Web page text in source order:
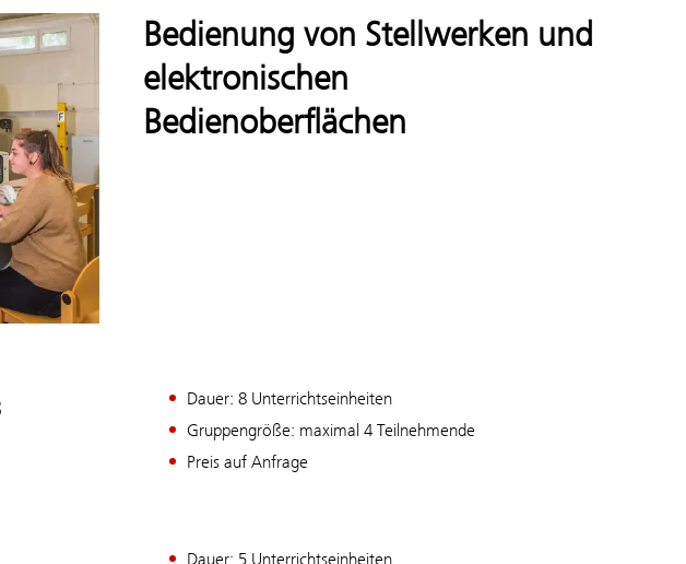
Bedienung von Stellwerken und
elektronischen
Bedienoberflächen
Dauer: 8 Unterrichtseinheiten
Gruppengröße: maximal 4 Teilnehmende
Preis auf Anfrage
Dauer: 5 Unterrichtseinheiten